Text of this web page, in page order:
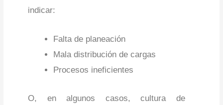
indicar:
Falta de planeación
Mala distribución de cargas
Procesos ineficientes
O, en algunos casos, cultura de